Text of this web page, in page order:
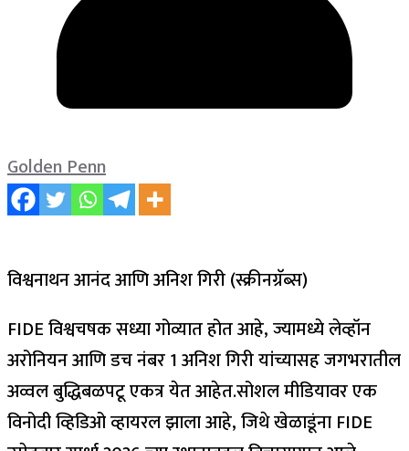
Golden Penn
विश्वनाथन आनंद आणि अनिश गिरी (स्क्रीनग्रॅब्स)
FIDE विश्वचषक सध्या गोव्यात होत आहे, ज्यामध्ये लेव्हॉन
अरोनियन आणि डच नंबर 1 अनिश गिरी यांच्यासह जगभरातील
अव्वल बुद्धिबळपटू एकत्र येत आहेत.सोशल मीडियावर एक
विनोदी व्हिडिओ व्हायरल झाला आहे, जिथे खेळाडूंना FIDE